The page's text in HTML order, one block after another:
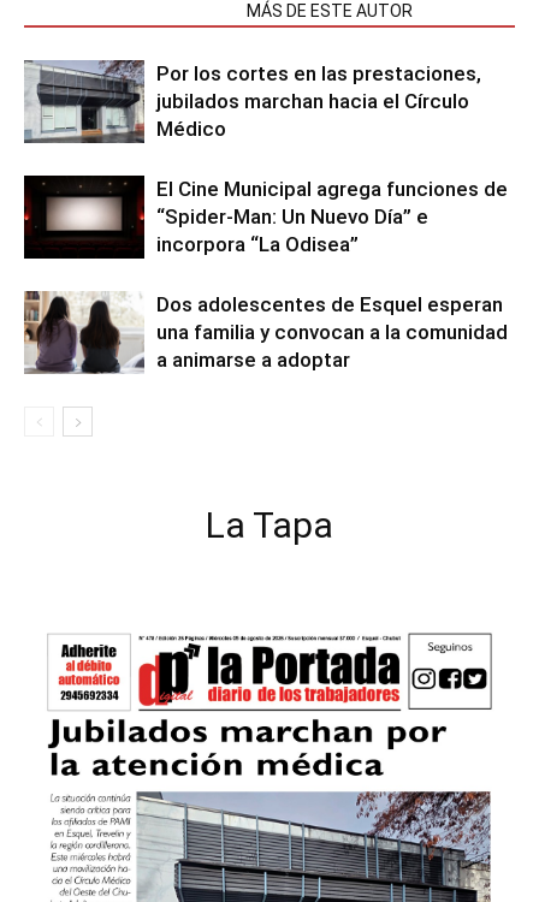
MÁS DE ESTE AUTOR
Por los cortes en las prestaciones,
jubilados marchan hacia el Círculo
Médico
El Cine Municipal agrega funciones de
“Spider-Man: Un Nuevo Día” e
incorpora “La Odisea”
Dos adolescentes de Esquel esperan
una familia y convocan a la comunidad
a animarse a adoptar
La Tapa